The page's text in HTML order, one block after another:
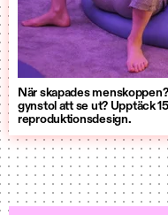
När skapades
gynstol att se ut? Upptäck
reproduktionsdesign.